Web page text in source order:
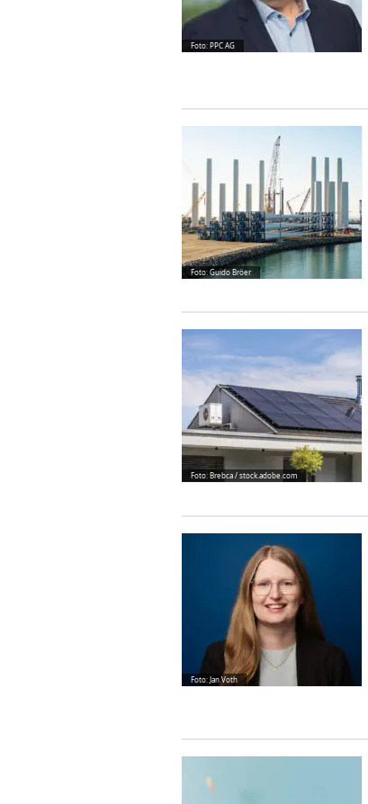
Foto: PPC AG
Foto: Guido Bröer
Foto: Brebca / stock.adobe.com
Foto: Jan Voth